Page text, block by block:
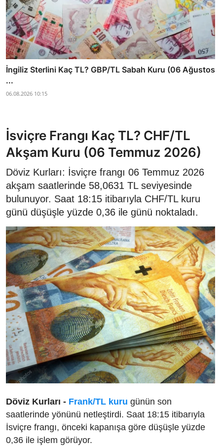
İngiliz Sterlini Kaç TL? GBP/TL Sabah Kuru (06 Ağustos
...
06.08.2026 10:15
İsviçre Frangı Kaç TL? CHF/TL
Akşam Kuru (06 Temmuz 2026)
Döviz Kurları: İsviçre frangı 06 Temmuz 2026
akşam saatlerinde 58,0631 TL seviyesinde
bulunuyor. Saat 18:15 itibarıyla CHF/TL kuru
günü düşüşle yüzde 0,36 ile günü noktaladı.
Döviz Kurları - Frank/TL kuru günün son
saatlerinde yönünü netleştirdi. Saat 18:15 itibarıyla
İsviçre frangı, önceki kapanışa göre düşüşle yüzde
0,36 ile işlem görüyor.